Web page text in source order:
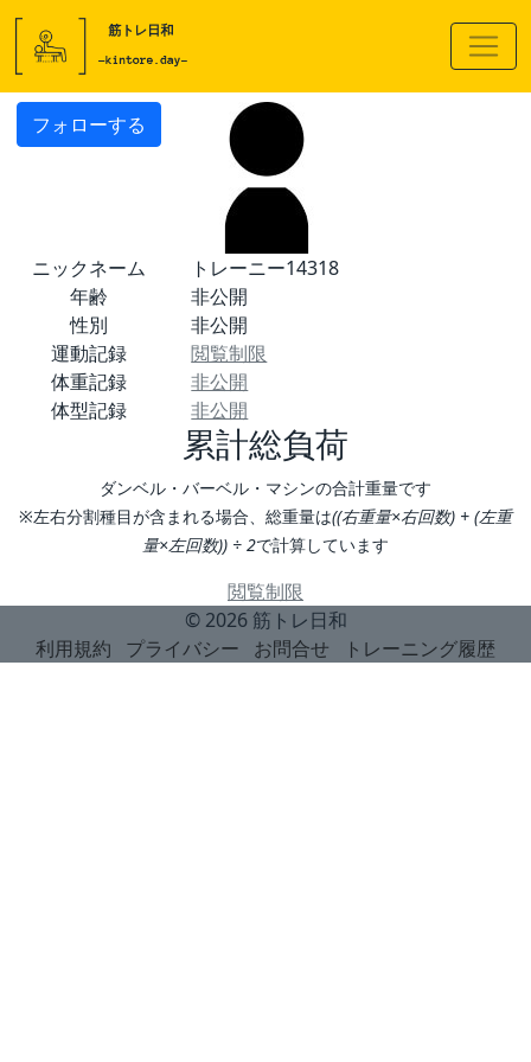
フォローする
ニックネーム
トレーニー14318
年齢
非公開
性別
非公開
運動記録
閲覧制限
体重記録
非公開
体型記録
非公開
累計総負荷
ダンベル・バーベル・マシンの合計重量です
※左右分割種目が含まれる場合、総重量は((右重量×右回数) + (左重
量×左回数)) ÷ 2で計算しています
閲覧制限
© 2026 筋トレ日和
利用規約
プライバシー お問合せ トレーニング履歴